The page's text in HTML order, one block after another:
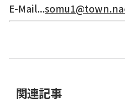
E-Mail...
関連記事